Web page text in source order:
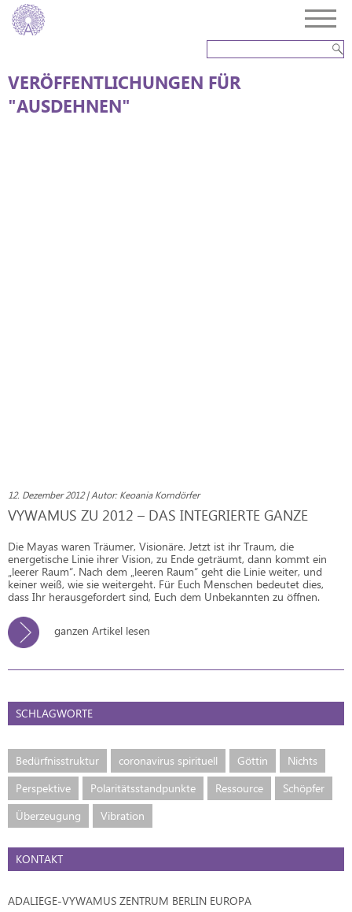
VERÖFFENTLICHUNGEN FÜR
"AUSDEHNEN"
12. Dezember 2012 | Autor: Keoania Korndörfer
VYWAMUS ZU 2012 – DAS INTEGRIERTE GANZE
Die Mayas waren Träumer, Visionäre. Jetzt ist ihr Traum, die
energetische Linie ihrer Vision, zu Ende geträumt, dann kommt ein
„leerer Raum“. Nach dem „leeren Raum“ geht die Linie weiter, und
keiner weiß, wie sie weitergeht. Für Euch Menschen bedeutet dies,
dass Ihr herausgefordert sind, Euch dem Unbekannten zu öffnen.
ganzen Artikel lesen
SCHLAGWORTE
Bedürfnisstruktur coronavirus spirituell Göttin
Nichts
Perspektive
Polaritätsstandpunkte Ressource
Schöpfer
Überzeugung
Vibration
KONTAKT
ADALIEGE-VYWAMUS ZENTRUM BERLIN EUROPA